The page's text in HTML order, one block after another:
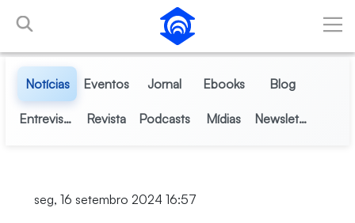
Pular para o Conteúdo principal
Notícias Eventos Jornal Ebooks Blog
Entrevistas Revista Podcasts Mídias Newsletter
seg, 16 setembro 2024 16:57